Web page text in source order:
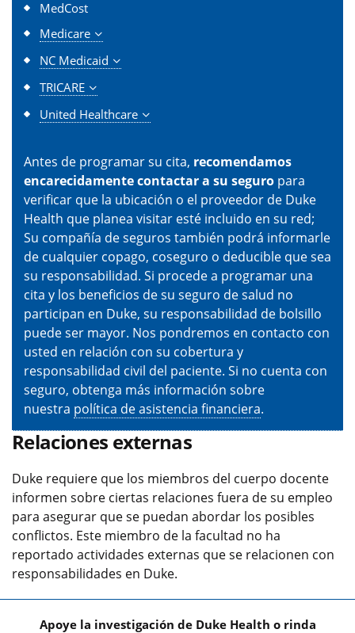
MedCost
Medicare
NC Medicaid
TRICARE
United Healthcare
Antes de programar su cita, recomendamos
encarecidamente contactar a su seguro para
verificar que la ubicación o el proveedor de Duke
Health que planea visitar esté incluido en su red;
Su compañía de seguros también podrá informarle
de cualquier copago, coseguro o deducible que sea
su responsabilidad. Si procede a programar una
cita y los beneficios de su seguro de salud no
participan en Duke, su responsabilidad de bolsillo
puede ser mayor. Nos pondremos en contacto con
usted en relación con su cobertura y
responsabilidad civil del paciente. Si no cuenta con
seguro, obtenga más información sobre
nuestra política de asistencia financiera.
Relaciones externas
Duke requiere que los miembros del cuerpo docente
informen sobre ciertas relaciones fuera de su empleo
para asegurar que se puedan abordar los posibles
conflictos. Este miembro de la facultad no ha
reportado actividades externas que se relacionen con
responsabilidades en Duke.
Apoye la investigación de Duke Health o rinda